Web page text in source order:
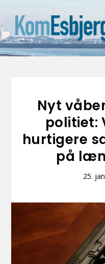
Nyt
politiet:
hurtigere
på
25.